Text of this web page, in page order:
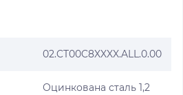
02.CT00C8XXXX.ALL.0.00
Оцинкована сталь 1,2